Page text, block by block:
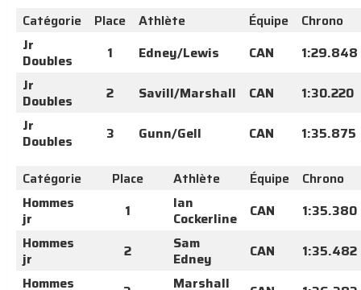
Catégorie Place Athlète Équipe
Chrono
Jr
Doubles
1 Edney/Lewis CAN
1:29.848
Jr
Doubles
2 Savill/Marshall CAN
1:30.220
Jr
Doubles
3 Gunn/Gell CAN 1:35.875
Catégorie Place Athlète Équipe
Chrono
Hommes
jr
1
Ian
Cockerline
CAN
1:35.380
Hommes
jr
2
Sam
Edney
CAN
1:35.482
Hommes
Marshall